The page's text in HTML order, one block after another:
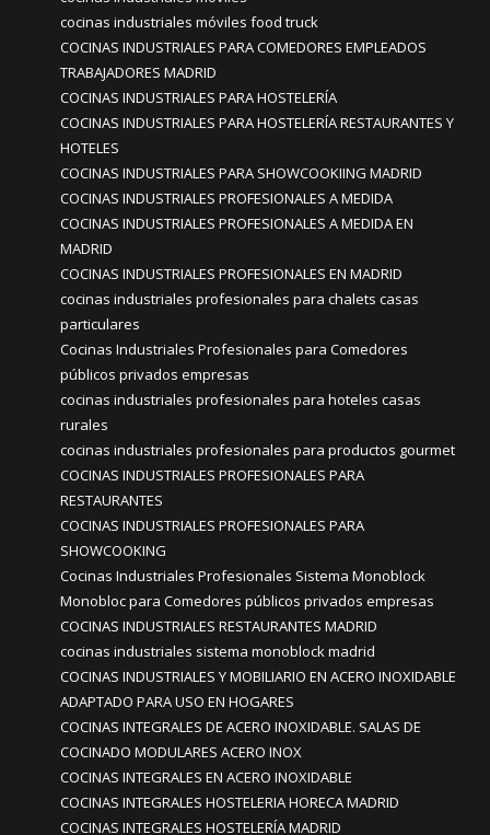
cocinas industriales móviles food truck
COCINAS INDUSTRIALES PARA COMEDORES EMPLEADOS
TRABAJADORES MADRID
COCINAS INDUSTRIALES PARA HOSTELERÍA
COCINAS INDUSTRIALES PARA HOSTELERÍA RESTAURANTES Y
HOTELES
COCINAS INDUSTRIALES PARA SHOWCOOKIING MADRID
COCINAS INDUSTRIALES PROFESIONALES A MEDIDA
COCINAS INDUSTRIALES PROFESIONALES A MEDIDA EN
MADRID
COCINAS INDUSTRIALES PROFESIONALES EN MADRID
cocinas industriales profesionales para chalets casas
particulares
Cocinas Industriales Profesionales para Comedores
públicos privados empresas
cocinas industriales profesionales para hoteles casas
rurales
cocinas industriales profesionales para productos gourmet
COCINAS INDUSTRIALES PROFESIONALES PARA
RESTAURANTES
COCINAS INDUSTRIALES PROFESIONALES PARA
SHOWCOOKING
Cocinas Industriales Profesionales Sistema Monoblock
Monobloc para Comedores públicos privados empresas
COCINAS INDUSTRIALES RESTAURANTES MADRID
cocinas industriales sistema monoblock madrid
COCINAS INDUSTRIALES Y MOBILIARIO EN ACERO INOXIDABLE
ADAPTADO PARA USO EN HOGARES
COCINAS INTEGRALES DE ACERO INOXIDABLE. SALAS DE
COCINADO MODULARES ACERO INOX
COCINAS INTEGRALES EN ACERO INOXIDABLE
COCINAS INTEGRALES HOSTELERIA HORECA MADRID
COCINAS INTEGRALES HOSTELERÍA MADRID